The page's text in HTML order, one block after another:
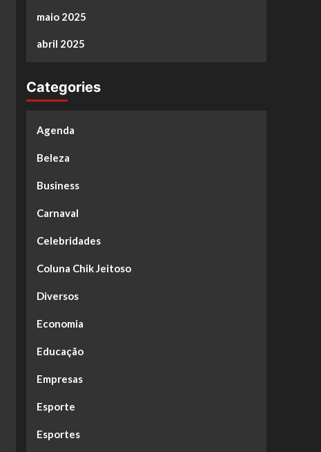
maio 2025
abril 2025
Categories
Agenda
Beleza
Business
Carnaval
Celebridades
Coluna Chik Jeitoso
Diversos
Economia
Educação
Empresas
Esporte
Esportes